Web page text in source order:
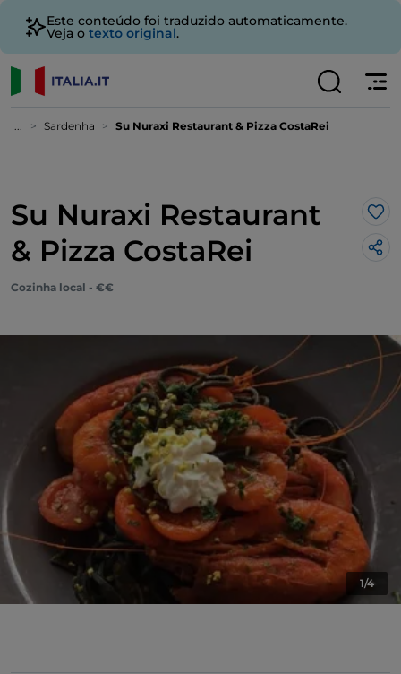
Este conteúdo foi traduzido automaticamente.
Veja o texto original.
... Sardenha Su Nuraxi Restaurant & Pizza CostaRei
Su Nuraxi Restaurant
& Pizza CostaRei
Cozinha local - €€
1/4